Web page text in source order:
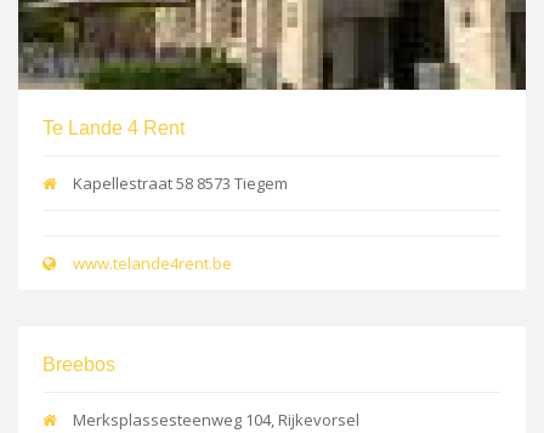
Te Lande 4 Rent
Kapellestraat 58 8573 Tiegem
www.telande4rent.be
Breebos
Merksplassesteenweg 104, Rijkevorsel